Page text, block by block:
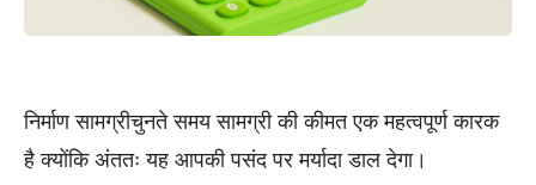
निर्माण सामग्रीचुनते समय सामग्री की कीमत एक महत्वपूर्ण कारक
है क्योंकि अंततः यह आपकी पसंद पर मर्यादा डाल देगा।